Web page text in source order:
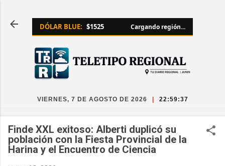
DÓLAR BLUE: $1525 Cargando región...
VIERNES, 7 DE AGOSTO DE 2026 22:59:38
Finde XXL exitoso: Alberti duplicó su
población con la Fiesta Provincial de la
Harina y el Encuentro de Ciencia